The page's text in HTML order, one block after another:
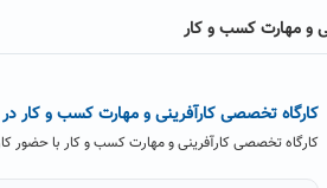
و مهارت کسب و کار
کارگاه تخصصی کارآفرینی و مهارت کسب و کار در
کارگاه تخصصی کارآفرینی و مهارت کسب و کار با حضور